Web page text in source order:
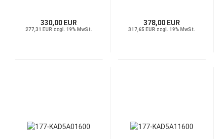
330,00 EUR
277,31 EUR zzgl. 19% MwSt.
378,00 EUR
317,65 EUR zzgl. 19% MwSt.